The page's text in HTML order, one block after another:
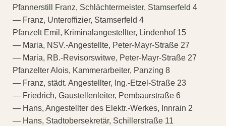
Pfannerstill Franz, Schlächtermeister, Stamserfeld 4
— Franz, Unteroffizier, Stamserfeld 4
Pfanzelt Emil, Kriminalangestellter, Lindenhof 15
— Maria, NSV.-Angestellte, Peter-Mayr-Straße 27
— Maria, RB.-Revisorswitwe, Peter-Mayr-Straße 27
Pfanzelter Alois, Kammerarbeiter, Panzing 8
— Franz, städt. Angestellter, Ing.-Etzel-Straße 23
— Friedrich, Gaustellenleiter, Pembaurstraße 6
— Hans, Angestellter des Elektr.-Werkes, Innrain 2
— Hans, Stadtobersekretär, Schillerstraße 11